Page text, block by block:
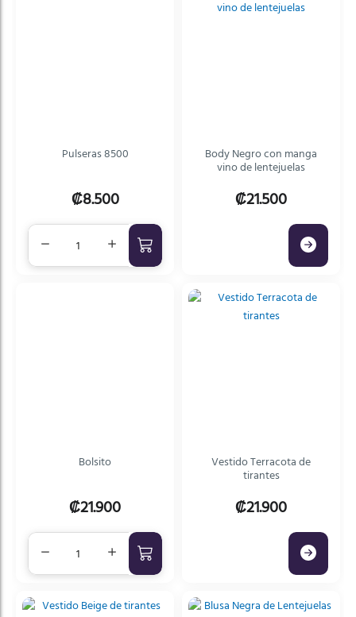
Pulseras 8500
₡8.500
Body Negro con manga
vino de lentejuelas
₡21.500
Bolsito
₡21.900
Vestido Terracota de
tirantes
₡21.900